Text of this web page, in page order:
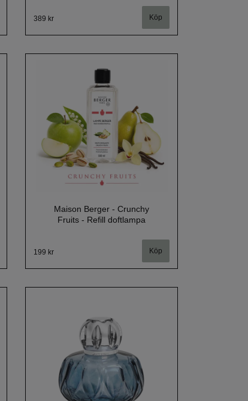
389 kr
Maison Berger - Crunchy
Fruits - Refill doftlampa
199 kr